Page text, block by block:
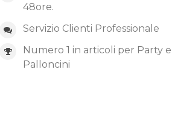
48ore.
Servizio Clienti Professionale
Numero 1 in articoli per Party e
Palloncini